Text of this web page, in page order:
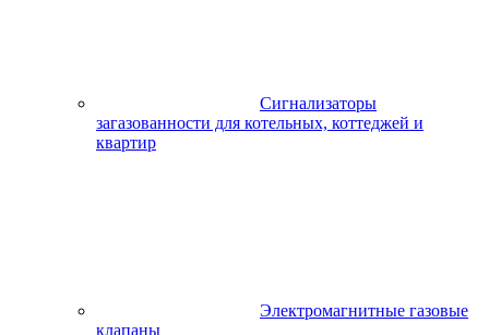
Сигнализаторы
загазованности для котельных, коттеджей и
квартир
Электромагнитные газовые
клапаны